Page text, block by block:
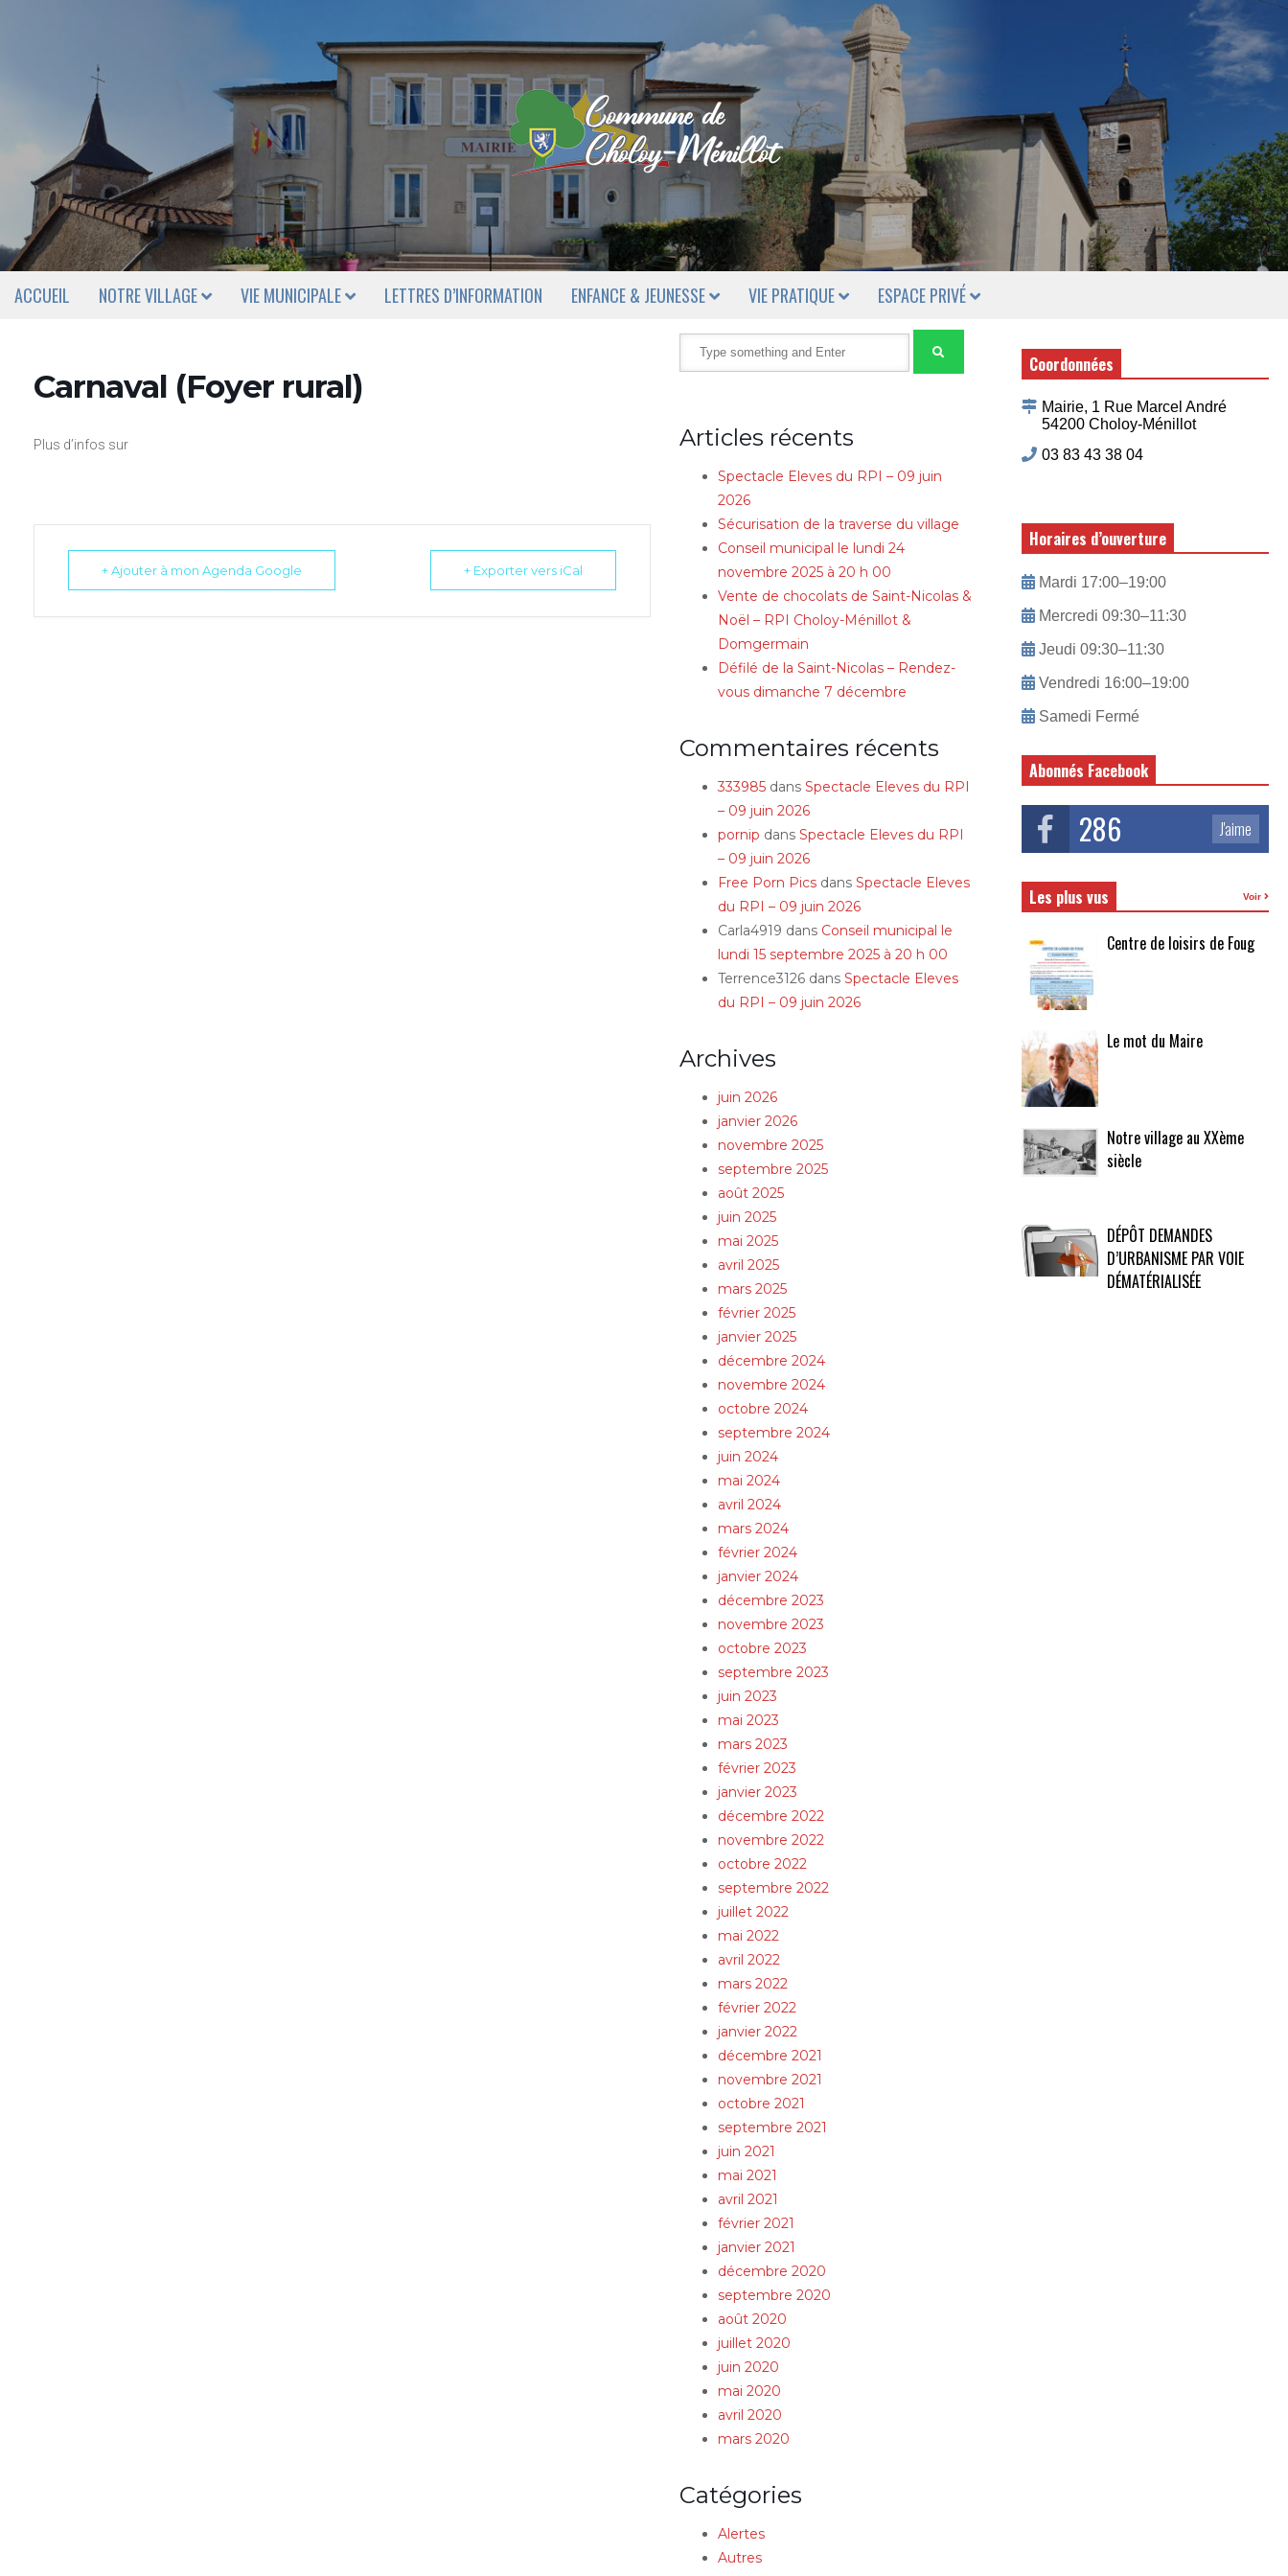
ACCUEIL NOTRE VILLAGE VIE MUNICIPALE LETTRES D’INFORMATION ENFANCE & JEUNESSE VIE PRATIQUE ESPACE PRIVÉ
Carnaval (Foyer rural)
Plus d’infos sur
+ Ajouter à mon Agenda Google + Exporter vers iCal
Articles récents
Spectacle Eleves du RPI – 09 juin
2026
Sécurisation de la traverse du village
Conseil municipal le lundi 24
novembre 2025 à 20 h 00
Vente de chocolats de Saint-Nicolas &
Noël – RPI Choloy-Ménillot &
Domgermain
Défilé de la Saint-Nicolas – Rendez-
vous dimanche 7 décembre
Commentaires récents
333985 dansSpectacle Eleves du RPI
– 09 juin 2026
pornip dansSpectacle Eleves du RPI
– 09 juin 2026
Free Porn Pics dansSpectacle Eleves
du RPI – 09 juin 2026
Carla4919 dans Conseil municipal le
lundi 15 septembre 2025 à 20 h 00
Terrence3126 dansSpectacle Eleves
du RPI – 09 juin 2026
Archives
juin 2026
janvier 2026
novembre 2025
septembre 2025
août 2025
juin 2025
mai 2025
avril 2025
mars 2025
février 2025
janvier 2025
décembre 2024
novembre 2024
octobre 2024
septembre 2024
juin 2024
mai 2024
avril 2024
mars 2024
février 2024
janvier 2024
décembre 2023
novembre 2023
octobre 2023
septembre 2023
juin 2023
mai 2023
mars 2023
février 2023
janvier 2023
décembre 2022
novembre 2022
octobre 2022
septembre 2022
juillet 2022
mai 2022
avril 2022
mars 2022
février 2022
janvier 2022
décembre 2021
novembre 2021
octobre 2021
septembre 2021
juin 2021
mai 2021
avril 2021
février 2021
janvier 2021
décembre 2020
septembre 2020
août 2020
juillet 2020
juin 2020
mai 2020
avril 2020
mars 2020
Catégories
Alertes
Autres
Coordonnées
Mairie, 1 Rue Marcel André
54200 Choloy-Ménillot
03 83 43 38 04
Horaires d’ouverture
Mardi 17:00–19:00
Mercredi 09:30–11:30
Jeudi 09:30–11:30
Vendredi 16:00–19:00
Samedi Fermé
Abonnés Facebook
286 J'aime
Les plus vus Voir
Centre de loisirs de Foug
Le mot du Maire
Notre village au XXème
siècle
DÉPÔT DEMANDES
D’URBANISME PAR VOIE
DÉMATÉRIALISÉE